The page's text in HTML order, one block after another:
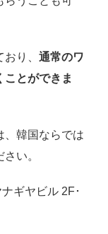
り、 通常のワ
ことができま
、韓国ならでは
い。
ギヤビル 2F･